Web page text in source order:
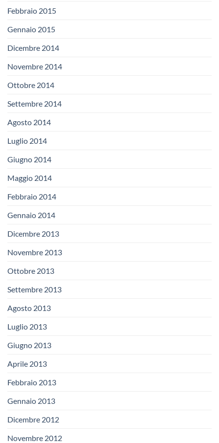
Febbraio 2015
Gennaio 2015
Dicembre 2014
Novembre 2014
Ottobre 2014
Settembre 2014
Agosto 2014
Luglio 2014
Giugno 2014
Maggio 2014
Febbraio 2014
Gennaio 2014
Dicembre 2013
Novembre 2013
Ottobre 2013
Settembre 2013
Agosto 2013
Luglio 2013
Giugno 2013
Aprile 2013
Febbraio 2013
Gennaio 2013
Dicembre 2012
Novembre 2012